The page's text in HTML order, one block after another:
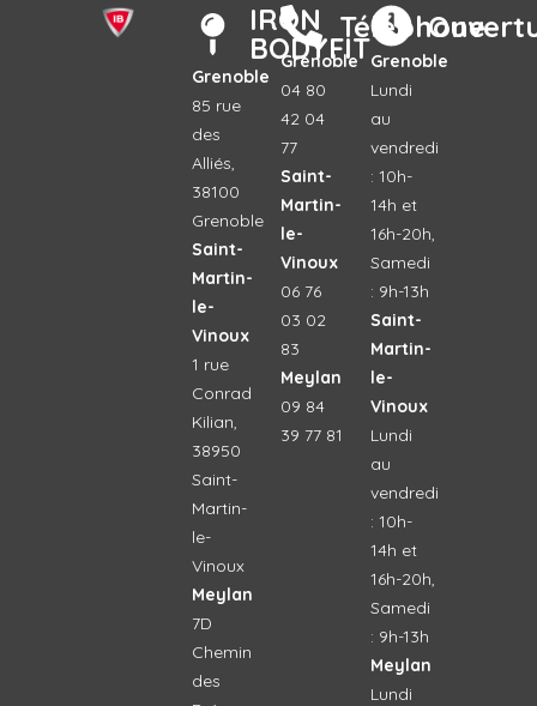
IRON
BODYFIT
Grenoble
85 rue
des
Alliés,
38100
Grenoble
Saint-
Martin-
le-
Vinoux
1 rue
Conrad
Kilian,
38950
Saint-
Martin-
le-
Vinoux
Meylan
7D
Chemin
des
Téléphone
Grenoble
04 80
42 04
77
Saint-
Martin-
le-
Vinoux
06 76
03 02
83
Meylan
09 84
39 77 81
Grenoble
Lundi
au
vendredi
: 10h-
14h et
16h-20h,
Samedi
: 9h-13h
Saint-
Martin-
le-
Vinoux
Lundi
au
vendredi
: 10h-
14h et
16h-20h,
Samedi
: 9h-13h
Meylan
Lundi